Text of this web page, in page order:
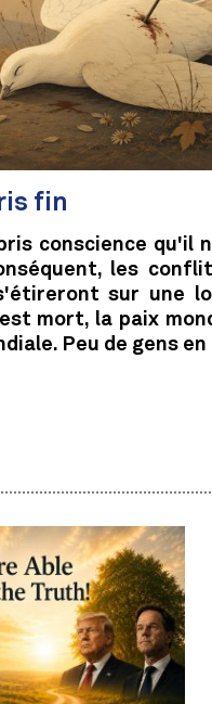
fin
conscience qu'il
les
sur une
mort, la paix
Peu de gens